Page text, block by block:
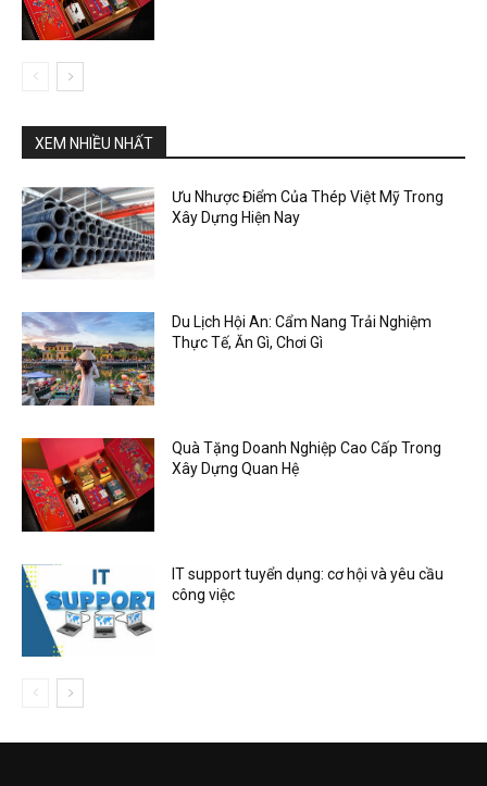
XEM NHIỀU NHẤT
Ưu Nhược Điểm Của Thép Việt Mỹ Trong
Xây Dựng Hiện Nay
Du Lịch Hội An: Cẩm Nang Trải Nghiệm
Thực Tế, Ăn Gì, Chơi Gì
Quà Tặng Doanh Nghiệp Cao Cấp Trong
Xây Dựng Quan Hệ
IT support tuyển dụng: cơ hội và yêu cầu
công việc